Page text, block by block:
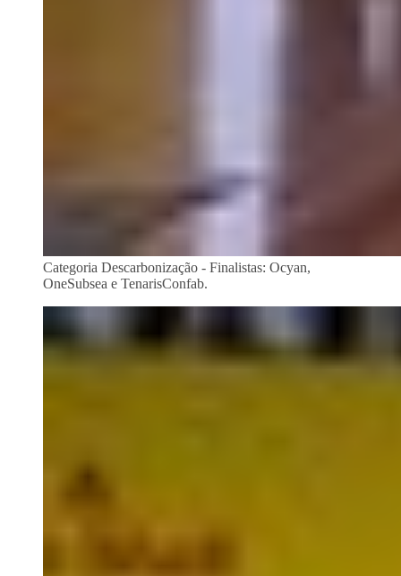
Categoria Descarbonização - Finalistas: Ocyan,
OneSubsea e TenarisConfab.